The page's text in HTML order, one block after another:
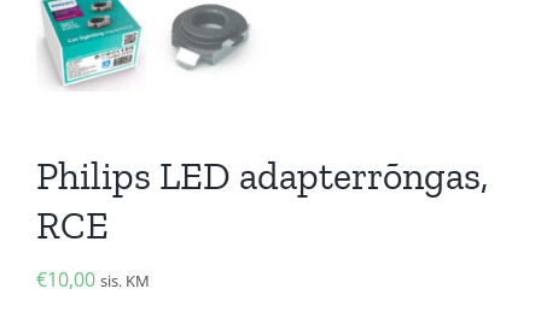
Philips LED adapterrõngas,
RCE
€10,00 sis. KM